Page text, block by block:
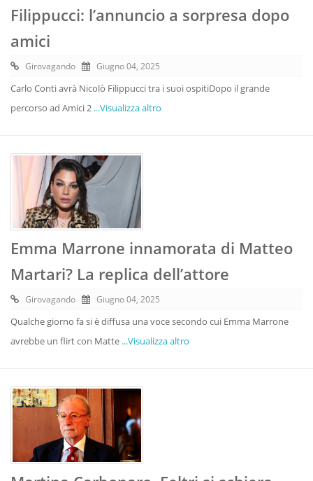
Filippucci: l’annuncio a sorpresa dopo
amici
Girovagando Giugno 04, 2025
Carlo Conti avrà Nicolò Filippucci tra i suoi ospitiDopo il grande
percorso ad Amici 2 ...Visualizza altro
Emma Marrone innamorata di Matteo
Martari? La replica dell’attore
Girovagando Giugno 04, 2025
Qualche giorno fa si è diffusa una voce secondo cui Emma Marrone
avrebbe un flirt con Matte ...Visualizza altro